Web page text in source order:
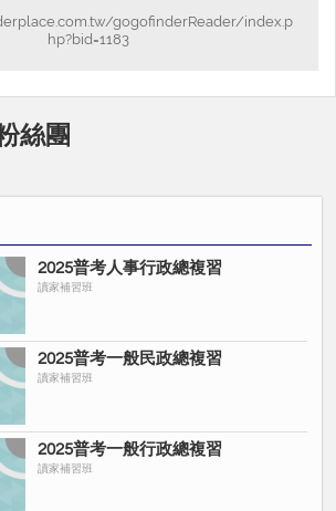
精美講義
網站(各經驗談、修法講座、歷屆考
gogofinderReader/index.p
hp?bid=1183
絲團
2025普考人事行政總複習
讀家補習班
2025普考一般民政總複習
讀家補習班
2025普考一般行政總複習
讀家補習班